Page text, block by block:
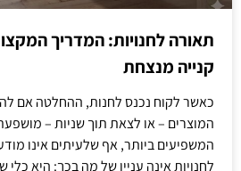
תאורה לחנויות: המדריך
קנייה מנצחת
כאשר לקוח נכנס לחנות, ההחלטה אם
המוצרים – או לצאת תוך שניות –
המשפיעים ביותר, אף שלעיתים אינו
לחנויות אינה עניין של מה בכך: היא כלי